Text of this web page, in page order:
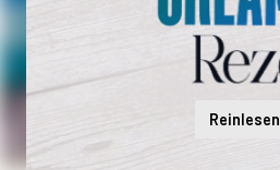
Reinlesen